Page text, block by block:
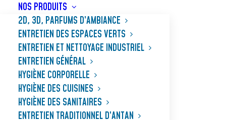
NOS PRODUITS
2D, 3D, PARFUMS D’AMBIANCE
ENTRETIEN DES ESPACES VERTS
ENTRETIEN ET NETTOYAGE INDUSTRIEL
ENTRETIEN GÉNÉRAL
HYGIÈNE CORPORELLE
HYGIÈNE DES CUISINES
HYGIÈNE DES SANITAIRES
ENTRETIEN TRADITIONNEL D’ANTAN
Assurer la conformité et la bonne
utilisation des produits.